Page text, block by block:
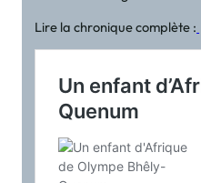
Lire la chronique complète :